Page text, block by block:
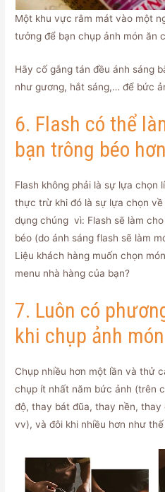
Một khu vực râm mát vào một
tưởng để bạn chụp ảnh món ăn
Hãy cố gắng tán đều ánh sáng
như gương, hắt sáng,… để bức
6. Flash có thể
bạn trông béo hơn
Flash không phải là sự lựa chọn
thực trừ khi đó là sự lựa chọn
dụng chúng vì: Flash sẽ làm
béo (do ánh sáng flash sẽ làm
Liệu khách hàng muốn chọn
menu nhà hàng của bạn?
7. Luôn có
khi chụp ảnh
Chụp nhiều hơn một lần và thử
chụp ít nhất năm bức ảnh (trên
độ, thay bát đũa, thay nền,
vv), và đôi khi nhiều hơn như